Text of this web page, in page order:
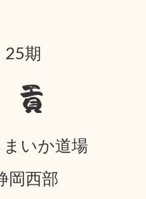
25期
貢
いか道場
岡西部